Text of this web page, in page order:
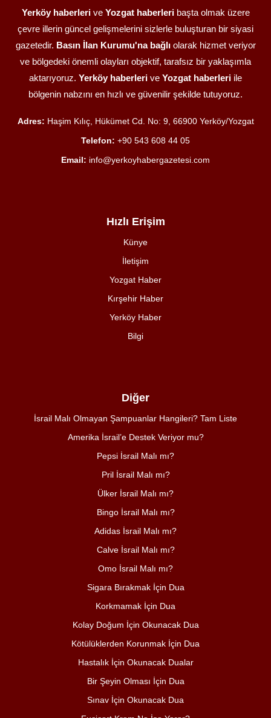
Yerköy haberlerive Yozgat haberleribaşta olmak üzere
çevre illerin güncel gelişmelerini sizlerle buluşturan bir siyasi
gazetedir. Basın İlan Kurumu'na bağlıolarak hizmet veriyor
ve bölgedeki önemli olayları objektif, tarafsız bir yaklaşımla
aktarıyoruz. Yerköy haberleri ve Yozgat haberleri ile
bölgenin nabzını en hızlı ve güvenilir şekilde tutuyoruz.
Adres: Haşim Kılıç, Hükümet Cd. No: 9, 66900 Yerköy/Yozgat
Telefon: +90 543 608 44 05
Email: info@yerkoyhabergazetesi.com
Hızlı Erişim
Künye
İletişim
Yozgat Haber
Kırşehir Haber
Yerköy Haber
Bilgi
Diğer
İsrail Malı Olmayan Şampuanlar Hangileri? Tam Liste
Amerika İsrail’e Destek Veriyor mu?
Pepsi İsrail Malı mı?
Pril İsrail Malı mı?
Ülker İsrail Malı mı?
Bingo İsrail Malı mı?
Adidas İsrail Malı mı?
Calve İsrail Malı mı?
Omo İsrail Malı mı?
Sigara Bırakmak İçin Dua
Korkmamak İçin Dua
Kolay Doğum İçin Okunacak Dua
Kötülüklerden Korunmak İçin Dua
Hastalık İçin Okunacak Dualar
Bir Şeyin Olması İçin Dua
Sınav İçin Okunacak Dua